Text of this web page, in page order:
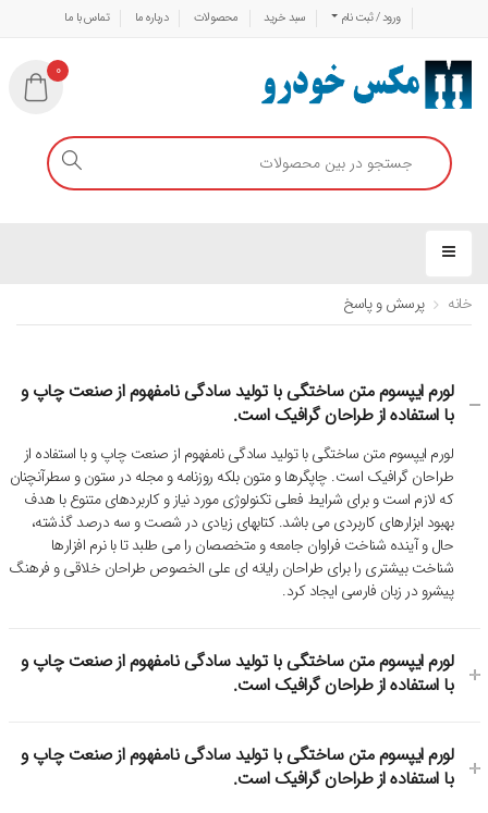
ورود / ثبت نام سبد خرید محصولات درباره ما تماس با ما
0
خانه پرسش و پاسخ
لورم ایپسوم متن ساختگی با تولید سادگی نامفهوم از صنعت چاپ و
با استفاده از طراحان گرافیک است.
لورم ایپسوم متن ساختگی با تولید سادگی نامفهوم از صنعت چاپ و با استفاده از
طراحان گرافیک است. چاپگرها و متون بلکه روزنامه و مجله در ستون و سطرآنچنان
که لازم است و برای شرایط فعلی تکنولوژی مورد نیاز و کاربردهای متنوع با هدف
بهبود ابزارهای کاربردی می باشد. کتابهای زیادی در شصت و سه درصد گذشته،
حال و آینده شناخت فراوان جامعه و متخصصان را می طلبد تا با نرم افزارها
شناخت بیشتری را برای طراحان رایانه ای علی الخصوص طراحان خلاقی و فرهنگ
پیشرو در زبان فارسی ایجاد کرد.
لورم ایپسوم متن ساختگی با تولید سادگی نامفهوم از صنعت چاپ و
با استفاده از طراحان گرافیک است.
لورم ایپسوم متن ساختگی با تولید سادگی نامفهوم از صنعت چاپ و
با استفاده از طراحان گرافیک است.